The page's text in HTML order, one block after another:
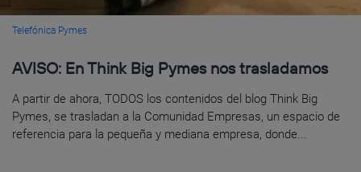
Telefónica Pymes
AVISO: En Think Big Pymes nos trasladamos
A partir de ahora, TODOS los contenidos del blog Think Big
Pymes, se trasladan a la Comunidad Empresas, un espacio de
referencia para la pequeña y mediana empresa, donde...